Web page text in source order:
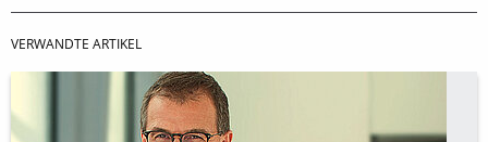
VERWANDTE ARTIKEL